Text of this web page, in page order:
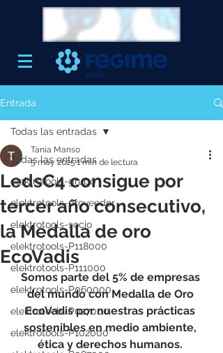
Entrada
Todas las entradas
elektrotools-grupo
elektrotools-proveedor
elektrotools-socio
elektrotools-P118000
elektrotools-P111000
elektrotools-P060000
elektrotools-P027000
elektrotools-P102000
Todas las entradas
LedsC4 consigue por
tercer año consecutivo,
la Medalla de oro
EcoVadis
Tania Manso
5 may 20251 min de lectura
Somos parte del 5% de empresas
del mundo con Medalla de Oro
EcoVadis por nuestras prácticas
sostenibles en medio ambiente,
ética y derechos humanos.